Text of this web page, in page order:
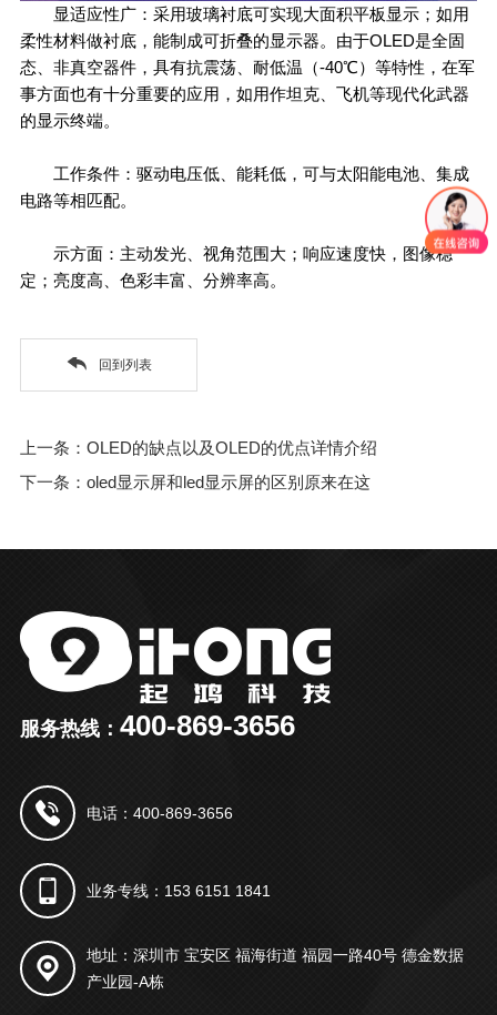
显适应性广：采用玻璃衬底可实现大面积平板显示；如用
柔性材料做衬底，能制成可折叠的显示器。由于OLED是全固
态、非真空器件，具有抗震荡、耐低温（-40℃）等特性，在军
事方面也有十分重要的应用，如用作坦克、飞机等现代化武器
的显示终端。
工作条件：驱动电压低、能耗低，可与太阳能电池、集成
电路等相匹配。
示方面：主动发光、视角范围大；响应速度快，图像稳
定；亮度高、色彩丰富、分辨率高。
回到列表
上一条：OLED的缺点以及OLED的优点详情介绍
下一条：oled显示屏和led显示屏的区别原来在这
服务热线： 400-869-3656
电话：400-869-3656
业务专线：153 6151 1841
地址：深圳市 宝安区 福海街道 福园一路40号 德金数据
产业园-A栋